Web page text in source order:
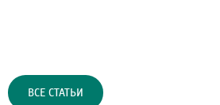
ВСЕ СТАТЬИ